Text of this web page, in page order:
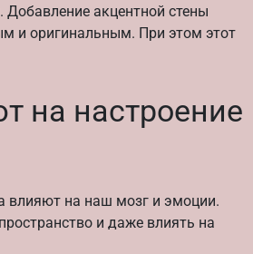
Добавление акцентной стены
и оригинальным. При этом этот
на настроение
влияют на наш мозг и эмоции.
и даже влиять на